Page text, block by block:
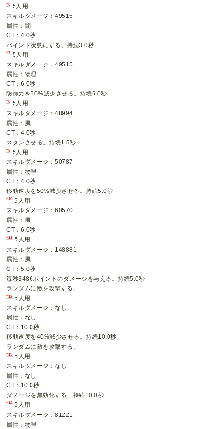
*6 5人用
スキルダメージ：49515
属性：闇
CT：4.0秒
バインド状態にする。持続3.0秒
*7 5人用
スキルダメージ：49515
属性：物理
CT：6.0秒
防御力を50%減少させる。持続5.0秒
*8 5人用
スキルダメージ：48994
属性：風
CT：4.0秒
スタンさせる。持続1.5秒
*9 5人用
スキルダメージ：50787
属性：物理
CT：4.0秒
移動速度を50%減少させる。持続5.0秒
*10 5人用
スキルダメージ：60570
属性：風
CT：6.0秒
*11 5人用
スキルダメージ：148881
属性：風
CT：5.0秒
毎秒3486ポイントのダメージを与える。持続5.0秒
ランダムに敵を攻撃する。
*12 5人用
スキルダメージ：なし
属性：なし
CT：10.0秒
移動速度を40%減少させる。持続10.0秒
ランダムに敵を攻撃する。
*13 5人用
スキルダメージ：なし
属性：なし
CT：10.0秒
ダメージを無効化する。持続10.0秒
*14 5人用
スキルダメージ：81221
属性：物理